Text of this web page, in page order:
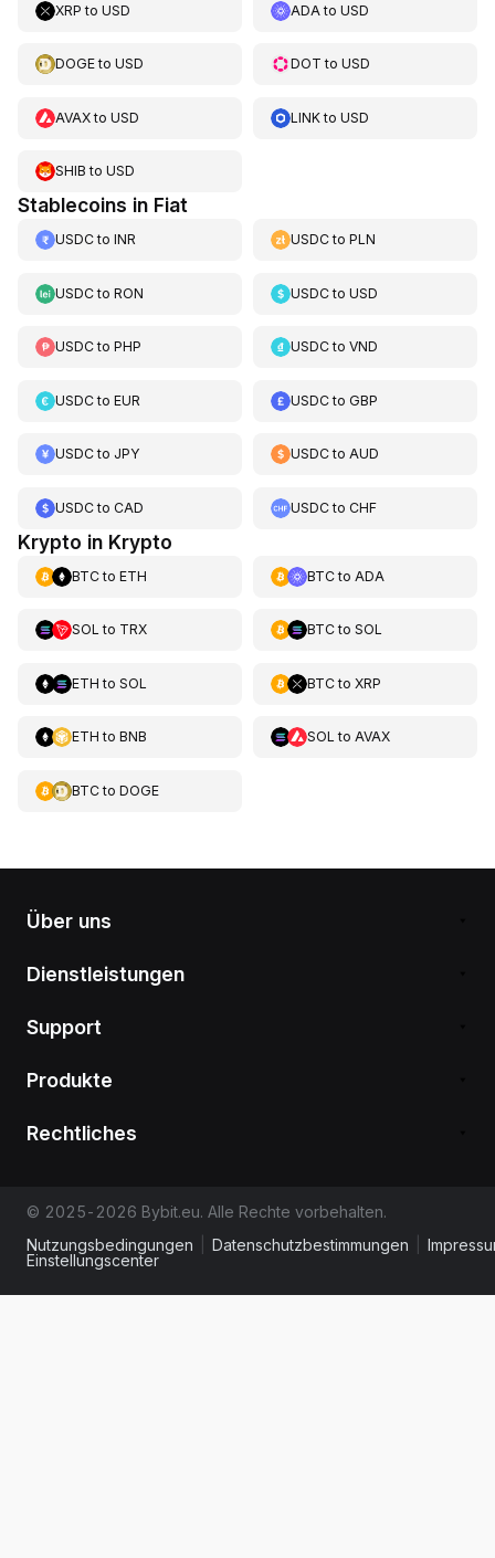
XRP to USD ADA toUSD
DOGEto USD DOT toUSD
AVAXto USD LINKtoUSD
SHIB to USD
Stablecoins in Fiat
USDCto INR USDCtoPLN
USDCto RON USDCtoUSD
USDCto PHP USDCtoVND
USDCto EUR USDCtoGBP
USDCto JPY USDCtoAUD
USDCto CAD USDCtoCHF
Krypto in Krypto
BTCto ETH BTCto ADA
SOL to TRX BTCto SOL
ETH to SOL BTCto XRP
ETH to BNB SOL to AVAX
BTCto DOGE
Über uns
Dienstleistungen
Support
Produkte
Rechtliches
© 2025-2026 Bybit.eu. Alle Rechte vorbehalten.
Nutzungsbedingungen
Datenschutzbestimmungen
Einstellungscenter